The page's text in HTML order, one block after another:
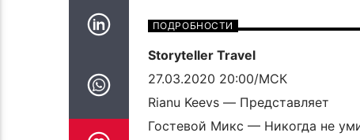
ПОДРОБНОСТИ
Storyteller Travel
27.03.2020 20:00/МСК
Rianu Keevs — Представляет
Гостевой Микс — Никогда не